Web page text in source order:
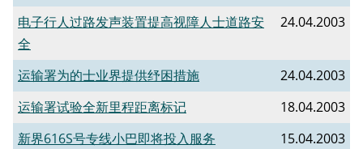
电子行人过路发声装置提高视障人士道路安
全
24.04.2003
运输署为的士业界提供纾困措施
24.04.2003
运输署试验全新里程距离标记
18.04.2003
新界616S号专线小巴即将投入服务
15.04.2003